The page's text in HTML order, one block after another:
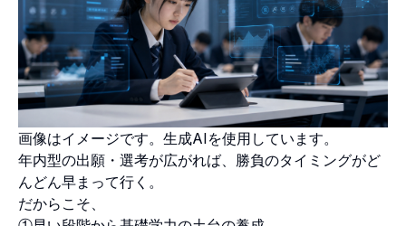
画像はイメージです。生成AIを使用しています。
年内型の出願・選考が広がれば、勝負のタイミングがど
んどん早まって行く。
だからこそ、